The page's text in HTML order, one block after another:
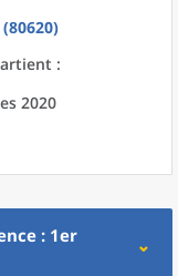
:
2020
: 1er